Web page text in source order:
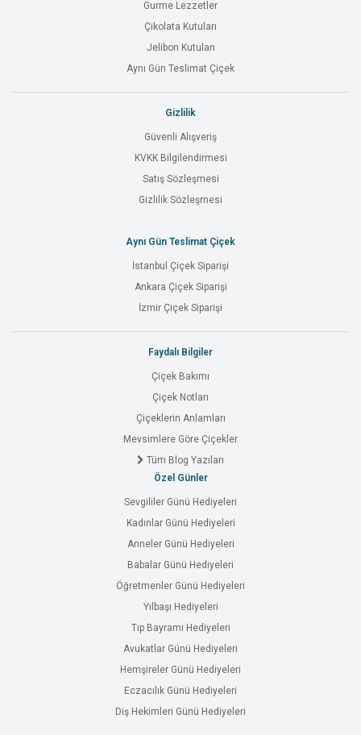
Gurme Lezzetler
Çikolata Kutuları
Jelibon Kutuları
Aynı Gün Teslimat Çiçek
Gizlilik
Güvenli Alışveriş
KVKK Bilgilendirmesi
Satış Sözleşmesi
Gizlilik Sözleşmesi
Aynı Gün Teslimat Çiçek
İstanbul Çiçek Siparişi
Ankara Çiçek Siparişi
İzmir Çiçek Siparişi
Faydalı Bilgiler
Çiçek Bakımı
Çiçek Notları
Çiçeklerin Anlamları
Mevsimlere Göre Çiçekler
Tüm Blog Yazıları
Özel Günler
Sevgililer Günü Hediyeleri
Kadınlar Günü Hediyeleri
Anneler Günü Hediyeleri
Babalar Günü Hediyeleri
Öğretmenler Günü Hediyeleri
Yılbaşı Hediyeleri
Tıp Bayramı Hediyeleri
Avukatlar Günü Hediyeleri
Hemşireler Günü Hediyeleri
Eczacılık Günü Hediyeleri
Diş Hekimleri Günü Hediyeleri